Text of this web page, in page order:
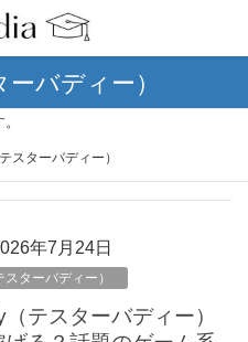
バディー）
スターバディー）
年7月24日
ターバディー）
テスターバディー）